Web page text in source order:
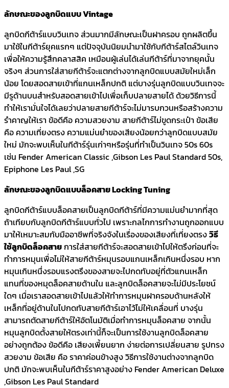
ลักษณะของลูกบิดแบบ Vintage
ลูกบิดกีต้าร์แบบวินเทจ ส่วนมากมีลักษณะเป็นฝาครอบ ถูกผลิตขึ้น
มาใช้ในกีต้าร์ยุคแรกๆ แต่ปัจจุบันนิยมนำมาใช้กับกีต้าร์สไตล์วินเทจ
เพื่อให้ความรู้สึกคลาสสิค เหมือนผู้เล่นได้เล่นกีต้าร์ที่มาจากยุคนั้น
จริงๆ ส่วนการใส่สายกีต้าร์จะแตกต่างจากลูกบิดแบบสมัยใหม่เล็ก
น้อย โดยสอดสายเข้าที่แกนเหล็กปกติ แต่บางรุ่นลูกบิดแบบวินเทจจะ
มีรูด้านบนสำหรับสอดสายเข้าไปเพื่อเก็บปลายสายได้ ด้วยวิธีการนี้
ทำให้เรามั่นใจได้เลยว่าปลายสายกีต้าร์จะไม่มารบกวนหรือสร้างความ
รำคาญให้เรา ข้อดีคือ ความสวยงาม สายกีต้าร์ไม่ขูดกระเป๋า ข้อเสีย
คือ ความเที่ยงตรง ความแม่นยำของเสียงน้อยกว่าลูกบิดแบบสมัย
ใหม่ มักจะพบเห็นในกีต้าร์รุ่นเก่าๆหรือรุ่นที่ทำเป็นวินเทจ 50s 60s
เช่น Fender American Classic ,Gibson Les Paul Standard 50s,
Epiphone Les Paul ,SG
ลักษณะของลูกบิดแบบล็อคสาย Locking Tuning
ลูกบิดกีต้าร์แบบล็อคสายเป็นลูกบิดกีต้าร์ที่มีความแม่นยำมากที่สุด
ถ้าเทียบกับลูกบิดกีต้าร์แบบทั่วไป เพราะกลไกการทำงานถูกออกแบบ
มาให้เหมาะสมกับมืออาชีพที่จริงจังในเรื่องของเสียงที่เที่ยงตรงวิธี
ใช้ลูกบิดล็อคสายการใส่สายกีต้าร์จะสอดสายเข้าไปให้ตรึงก่อนที่จะ
ทำการหมุนเพื่อไม่ให้สายกีต้าร์หมุนรอบแกนเหล็กเกินหนึ่งรอบ หาก
หมุนเกินหนึ่งรอบแรงตรึงของสายจะไปกดทับอยู่ที่ตัวแกนเหล็ก
แทนที่ของหมุดล็อคสายด้านใน และลูกบิดล็อคสายจะไม่มีประโยชน์
ใดๆ เมื่อเราสอดสายเข้าไปแล้วให้ทำการหมุนฝาครอบด้านหลังให้
เหล็กที่อยู่ด้านในไปกดทับสายกีต้าร์เอาไว้ไม่ให้เคลื่อนที่ บางรุ่น
สามารถตัดสายกีต้าร์ให้อัตโนมัติเมื่อทำการหมุนล็อคสาย จากนั้น
หมุนลูกบิดตั้งสายให้ตรงเท่านี้ก็จะเป็นการใช้งานลูกบิดล็อคสาย
อย่างถูกต้อง ข้อดีคือ เสียงเพี้ยนยาก ง่ายต่อการเปลี่ยนสาย รูปทรง
สวยงาม ข้อเสีย คือ ราคาค่อนข้างสูง วิธีการใช้งานต่างจากลูกบิด
ปกติ มักจะพบเห็นในกีต้าร์ราคาสูงอย่าง Fender American Deluxe
,Gibson Les Paul Standard